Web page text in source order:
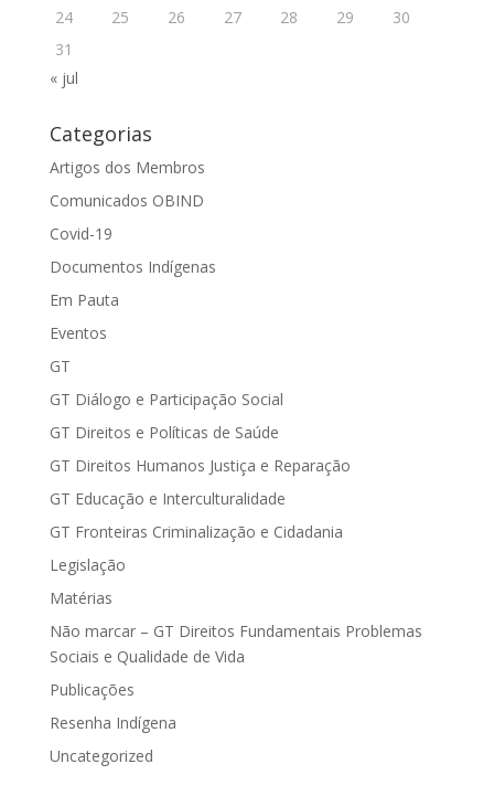
24
25 26 27 28 29
30
31
« jul
Categorias
Artigos dos Membros
Comunicados OBIND
Covid-19
Documentos Indígenas
Em Pauta
Eventos
GT
GT Diálogo e Participação Social
GT Direitos e Políticas de Saúde
GT Direitos Humanos Justiça e Reparação
GT Educação e Interculturalidade
GT Fronteiras Criminalização e Cidadania
Legislação
Matérias
Não marcar – GT Direitos Fundamentais Problemas
Sociais e Qualidade de Vida
Publicações
Resenha Indígena
Uncategorized